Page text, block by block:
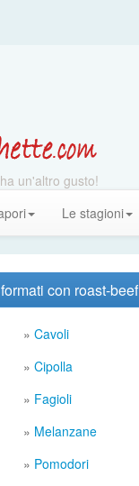
un'altro gusto!
Le stagioni
con roast-beef
» Cavoli
» Cipolla
» Fagioli
» Melanzane
» Pomodori